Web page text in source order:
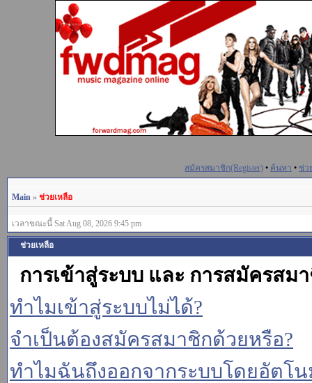
สมัครสมาชิก(Register) • ค้นหา • ช่ว
Main » ช่วยเหลือ
เวลาขณะนี้ Sat Aug 08, 2026 9:45 pm
ช่วยเหลือ
การเข้าสู่ระบบ และ การสมัครสม
ทำไมเข้าสู่ระบบไม่ได้?
จำเป็นต้องสมัครสมาชิกด้วยหรือ?
ทำไมฉันถึงออกจากระบบโดยอัตโ